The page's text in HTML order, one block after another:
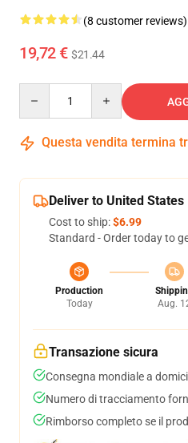
(8 customer reviews)
19,72 € $21.44
Questa vendita termina
Deliver to United States
Cost to ship:$6.99
Standard - Order today to
Production
Today
Aug.
Transazione sicura
Consegna mondiale a
Numero di tracciamento
Rimborso completo se il